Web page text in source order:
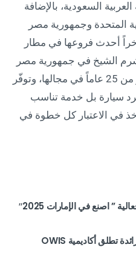
السعودية، بالإضافة
المتحدة وجمهورية مصر
أحدث فروعها في مطار
الشيخ في جمهورية مصر
العربية، وتملك “يلو” خبرة لأكثر من 25 عاماً في مجالها، وتوفّر
سيارة بل خدمة تناسب
في الاعتبار كل خطوة في
” اصنع في الإمارات 2025″
مدارس ” ون وورلد ” السنغافورية الرائدة تطلق أكاديمية OWIS